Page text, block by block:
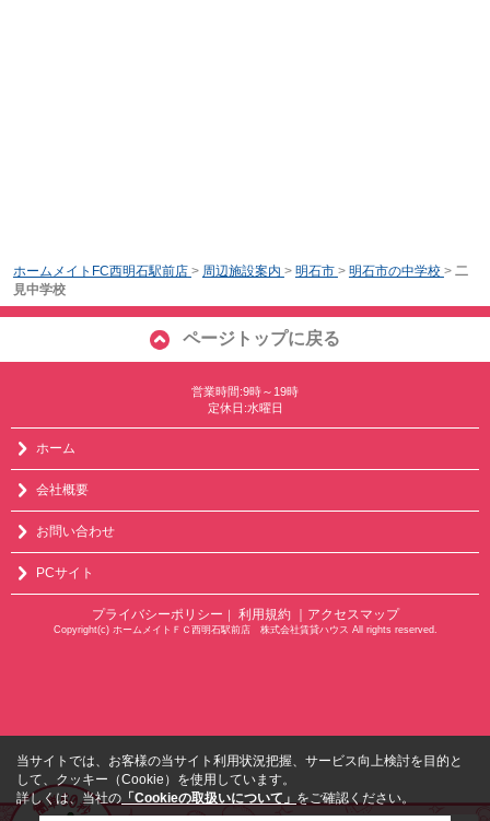
ホームメイトFC西明石駅前店 > 周辺施設案内 > 明石市 > 明石市の中学校 > 二
見中学校
ページトップに戻る
営業時間:9時～19時
定休日:水曜日
ホーム
会社概要
お問い合わせ
PCサイト
プライバシーポリシー ｜ 利用規約 ｜アクセスマップ
Copyright(c) ホームメイトＦＣ西明石駅前店 株式会社賃貸ハウス All rights reserved.
当サイトでは、お客様の当サイト利用状況把握、サービス向上検討を目的と
して、クッキー（Cookie）を使用しています。
詳しくは、当社の 「Cookieの取扱いについて」 をご確認ください。